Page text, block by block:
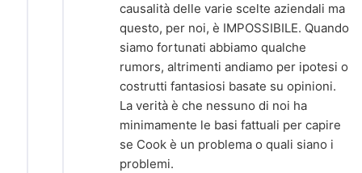
causalità delle varie scelte aziendali ma
questo, per noi, è IMPOSSIBILE. Quando
siamo fortunati abbiamo qualche
rumors, altrimenti andiamo per ipotesi o
costrutti fantasiosi basate su opinioni.
La verità è che nessuno di noi ha
minimamente le basi fattuali per capire
se Cook è un problema o quali siano i
problemi.